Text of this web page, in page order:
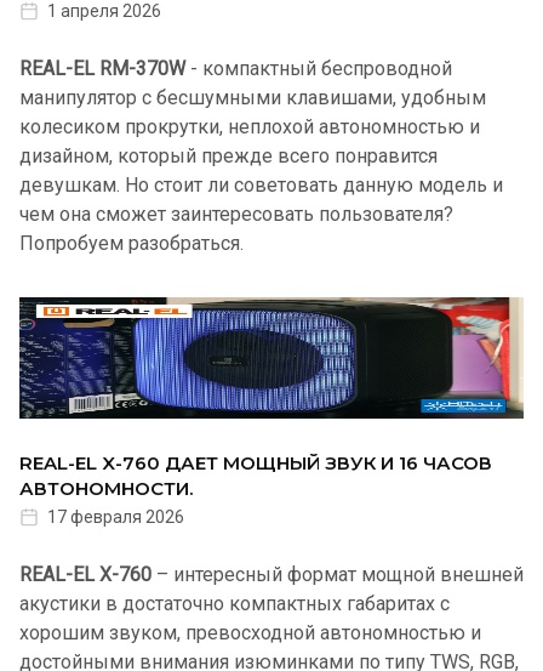
1 апреля 2026
REAL-EL RM-370W- компактный беспроводной
манипулятор с бесшумными клавишами, удобным
колесиком прокрутки, неплохой автономностью и
дизайном, который прежде всего понравится
девушкам. Но стоит ли советовать данную модель и
чем она сможет заинтересовать пользователя?
Попробуем разобраться.
REAL-EL X-760 ДАЕТ МОЩНЫЙ ЗВУК И 16 ЧАСОВ
АВТОНОМНОСТИ.
17 февраля 2026
REAL-EL X-760 – интересный формат мощной внешней
акустики в достаточно компактных габаритах с
хорошим звуком, превосходной автономностью и
достойными внимания изюминками по типу TWS, RGB,